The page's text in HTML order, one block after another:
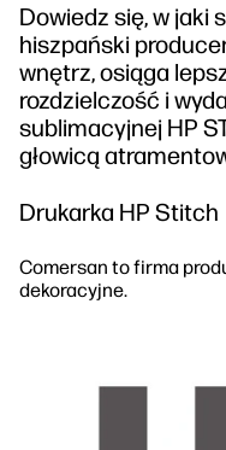
Dowiedz się, w jaki
hiszpański
wnętrz, osiąga
rozdzielczość i
sublimacyjnej HP
głowicą
Drukarka HP Stitch
Comersan to firma
dekoracyjne.